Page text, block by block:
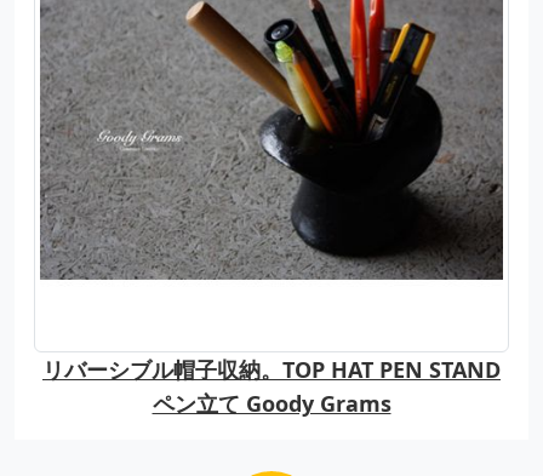
リバーシブル帽子収納。TOP HAT PEN STAND
ペン立て Goody Grams